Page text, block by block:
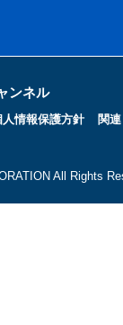
ンネル
人情報保護方針 関
All Rights